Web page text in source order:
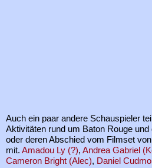
Auch ein paar andere Schauspieler
Aktivitäten rund um Baton Rouge
oder deren Abschied vom Filmset
mit. Amadou Ly (?), Andrea Gabriel
Cameron Bright (Alec), Daniel